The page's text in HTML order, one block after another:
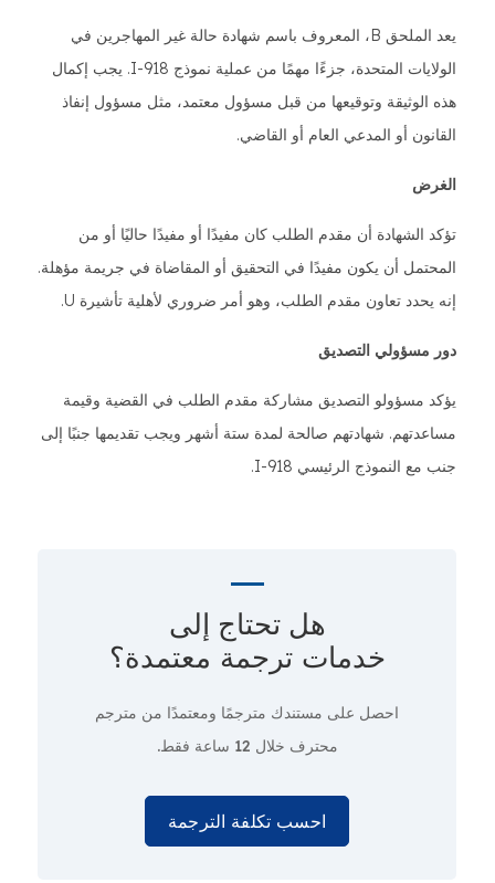
يعد الملحق B، المعروف باسم شهادة حالة غير المهاجرين في
الولايات المتحدة، جزءًا مهمًا من عملية نموذج I-918. يجب إكمال
هذه الوثيقة وتوقيعها من قبل مسؤول معتمد، مثل مسؤول إنفاذ
القانون أو المدعي العام أو القاضي.
الغرض
تؤكد الشهادة أن مقدم الطلب كان مفيدًا أو مفيدًا حاليًا أو من
المحتمل أن يكون مفيدًا في التحقيق أو المقاضاة في جريمة مؤهلة.
إنه يحدد تعاون مقدم الطلب، وهو أمر ضروري لأهلية تأشيرة U.
دور مسؤولي التصديق
يؤكد مسؤولو التصديق مشاركة مقدم الطلب في القضية وقيمة
مساعدتهم. شهادتهم صالحة لمدة ستة أشهر ويجب تقديمها جنبًا إلى
جنب مع النموذج الرئيسي I-918.
هل تحتاج إلى
خدمات ترجمة معتمدة؟
احصل على مستندك مترجمًا ومعتمدًا من مترجم
محترف خلال 12 ساعة فقط.
احسب تكلفة الترجمة